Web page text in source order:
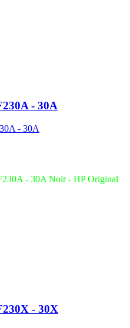
- 30A
- 30A Noir - HP Original
- 30X